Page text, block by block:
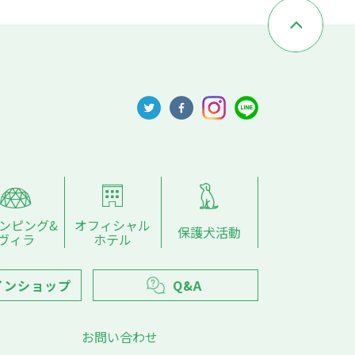
ピング&
ィラ
オフィシャル
ホテル 保護犬活動
ショップ Q&A
お問い合わせ